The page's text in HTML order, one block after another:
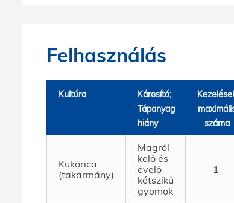
Felhasználás
Kultúra
Károsító;
Tápanyag
hiány
száma
Kukorica
(takarmány)
Magról
kelő és
évelő
kétszikű
gyomok
1